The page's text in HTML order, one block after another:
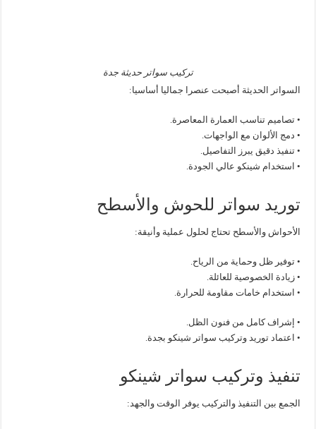
تركيب سواتر حديثة جدة
السواتر الحديثة أصبحت عنصرا جماليا أساسيا:
• تصاميم تناسب العمارة المعاصرة.
• دمج الألوان مع الواجهات.
• تنفيذ دقيق يبرز التفاصيل.
• استخدام شينكو عالي الجودة.
توريد سواتر للحوش والأسطح
الأحواش والأسطح تحتاج لحلول عملية وأنيقة:
• توفير ظل وحماية من الرياح.
• زيادة الخصوصية للعائلة.
• استخدام خامات مقاومة للحرارة.
• إشراف كامل من فنون الظل.
• اعتماد توريد وتركيب سواتر شينكو بجدة.
تنفيذ وتركيب سواتر شينكو
الجمع بين التنفيذ والتركيب يوفر الوقت والجهد: